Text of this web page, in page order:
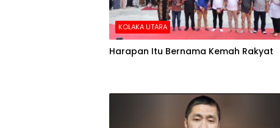
KOLAKA UTARA
Harapan Itu Bernama Kemah Rakyat